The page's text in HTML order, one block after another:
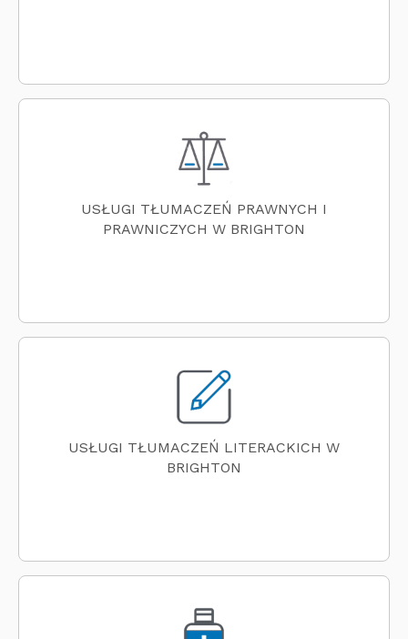
USŁUGI TŁUMACZEŃ PRAWNYCH I
PRAWNICZYCH W BRIGHTON
USŁUGI TŁUMACZEŃ LITERACKICH W
BRIGHTON